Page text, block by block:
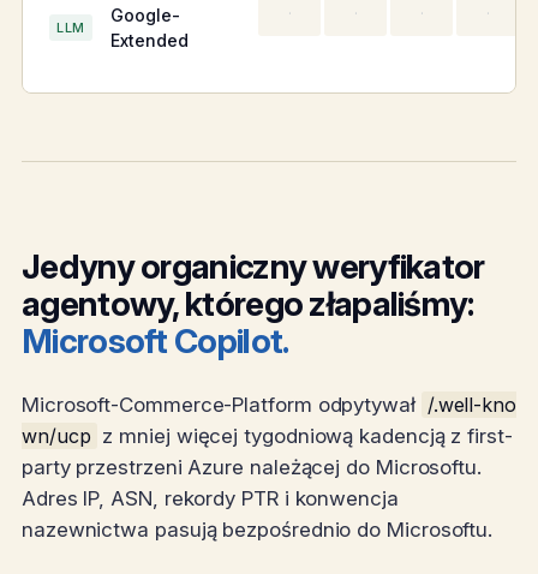
Google-
Extended
LLM
· · · ·
Jedyny organiczny weryfikator
agentowy, którego złapaliśmy:
Microsoft Copilot.
Microsoft-Commerce-Platform odpytywał /.well-kno
wn/ucp z mniej więcej tygodniową kadencją z first-
party przestrzeni Azure należącej do Microsoftu.
Adres IP, ASN, rekordy PTR i konwencja
nazewnictwa pasują bezpośrednio do Microsoftu.